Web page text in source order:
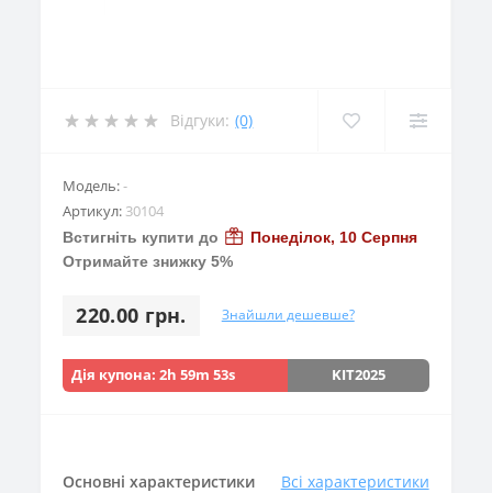
Відгуки: (0)
Модель:-
Артикул: 30104
Встигніть купити до
Понеділок, 10 Серпня
Отримайте знижку 5%
220.00 грн. Знайшли дешевше?
Дія купона:2h 59m 52s KIT2025
Основні характеристики Всі характеристики